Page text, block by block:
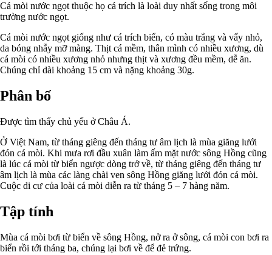
Cá mòi nước ngọt thuộc họ cá trích là loài duy nhất sống trong môi
trường nước ngọt.
Cá mòi nước ngọt giống như cá trích biển, có màu trắng và vẩy nhỏ,
da bóng nhẫy mỡ màng. Thịt cá mềm, thân mình có nhiều xương, dù
cá mòi có nhiều xương nhỏ nhưng thịt và xương đều mềm, dễ ăn.
Chúng chỉ dài khoảng 15 cm và nặng khoảng 30g.
Phân bố
Được tìm thấy chủ yếu ở Châu Á.
Ở Việt Nam, từ tháng giêng đến tháng tư âm lịch là mùa giăng lưới
đón cá mòi. Khi mưa rơi đầu xuân làm ấm mặt nước sông Hồng cũng
là lúc cá mòi từ biển ngược dòng trở về, từ tháng giêng đến tháng tư
âm lịch là mùa các làng chài ven sông Hồng giăng lưới đón cá mòi.
Cuộc di cư của loài cá mòi diễn ra từ tháng 5 – 7 hàng năm.
Tập tính
Mùa cá mòi bơi từ biển về sông Hồng, nở ra ở sông, cá mòi con bơi ra
biển rồi tới tháng ba, chúng lại bơi về để đẻ trứng.